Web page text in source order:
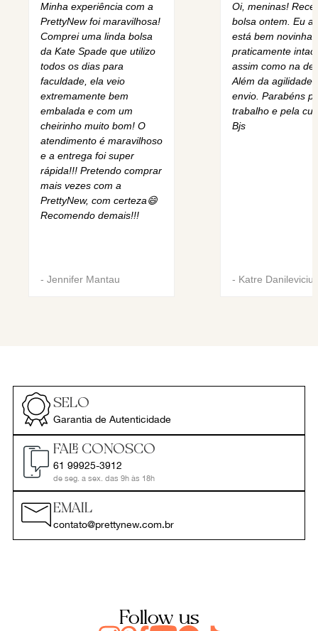
Minha experiência com a
PrettyNew foi maravilhosa!
Comprei uma linda bolsa
da Kate Spade que utilizo
todos os dias para
faculdade, ela veio
extremamente bem
embalada e com um
cheirinho muito bom! O
atendimento é maravilhoso
e a entrega foi super
rápida!!! Pretendo comprar
mais vezes com a
PrettyNew, com certeza😄
Recomendo demais!!!
- Jennifer Mantau
Oi, meninas!
bolsa ontem. Eu
está bem novinha,
praticamente
assim como na
Além da agilidade
envio. Parabéns
trabalho e pela
Bjs
- Katre Danilevicius
SELO
Garantia de Autenticidade
FALE CONOSCO
61 99925-3912
de seg. a sex. das 9h às 18h
EMAIL
contato@prettynew.com.br
Follow us